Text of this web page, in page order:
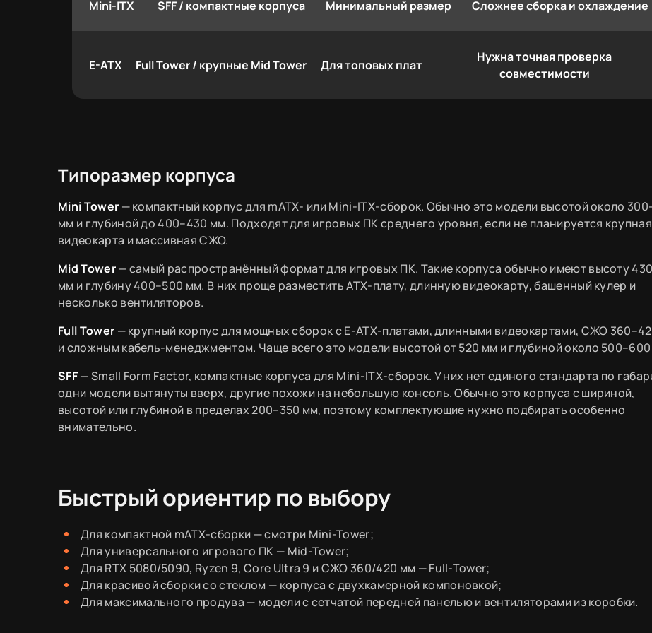
Mini-ITX SFF / компактные корпуса Минимальный размер Сложнее сборка и охлаждение
E-ATX Full Tower / крупные Mid Tower Для топовых плат
Нужна точная проверка
совместимости
Типоразмер корпуса
Mini Tower — компактный корпус для mATX- или Mini-ITX-сборок. Обычно это модели высотой около
мм и глубиной до 400–430 мм. Подходят для игровых ПК среднего уровня, если не планируется крупная
видеокарта и массивная СЖО.
Mid Tower— самый распространённый формат для игровых ПК. Такие корпуса обычно имеют высоту
мм и глубину 400–500 мм. В них проще разместить ATX-плату, длинную видеокарту, башенный кулер и
несколько вентиляторов.
Full Tower — крупный корпус для мощных сборок с E-ATX-платами, длинными видеокартами, СЖО
и сложным кабель-менеджментом. Чаще всего это модели высотой от 520 мм и глубиной около
SFF— Small Form Factor, компактные корпуса для Mini-ITX-сборок. У них нет единого стандарта по
одни модели вытянуты вверх, другие похожи на небольшую консоль. Обычно это корпуса с шириной,
высотой или глубиной в пределах 200–350 мм, поэтому комплектующие нужно подбирать особенно
внимательно.
Быстрый ориентир по выбору
Для компактной mATX-сборки — смотри Mini-Tower;
Для универсального игрового ПК — Mid-Tower;
Для RTX 5080/5090, Ryzen 9, Core Ultra 9 и СЖО 360/420 мм — Full-Tower;
Для красивой сборки со стеклом — корпуса с двухкамерной компоновкой;
Для максимального продува — модели с сетчатой передней панелью и вентиляторами из коробки.